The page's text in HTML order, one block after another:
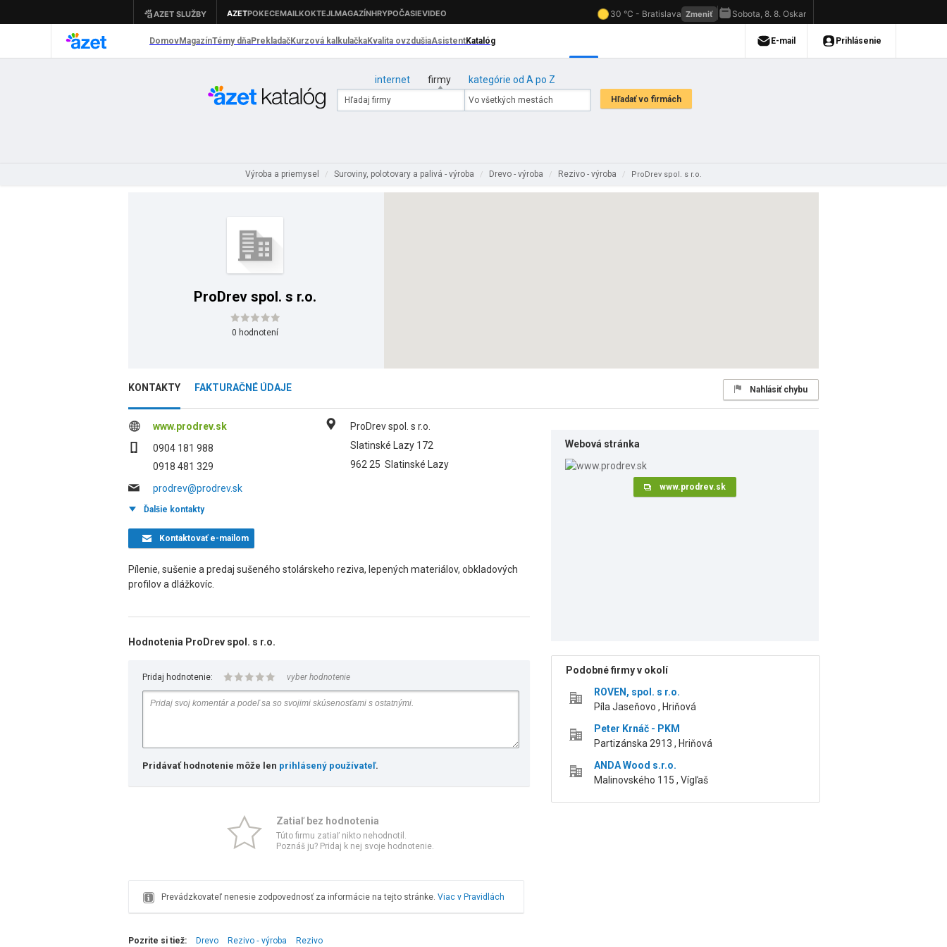
internet firmy kategórie od A po Z
Výroba a priemysel / Suroviny, polotovary a palivá - výroba / Drevo - výroba / Rezivo - výroba / ProDrev spol. s r.o.
ProDrev spol. s r.o.
0 hodnotení
KONTAKTY FAKTURAČNÉ ÚDAJE Nahlásiť chybu
www.prodrev.sk
0904 181 988
0918 481 329
prodrev@prodrev.sk
ProDrev spol. s r.o.
Slatinské Lazy 172
962 25 Slatinské Lazy
Ďalšie kontakty
Kontaktovaťe-mailom
Pílenie, sušenie a predaj sušeného stolárskeho reziva, lepených materiálov, obkladových
profilov a dlážkovíc.
Hodnotenia ProDrev spol. s r.o.
Pridaj hodnotenie: vyber hodnotenie
Pridávať hodnotenie môže len prihlásený používateľ.
Zatiaľ bez hodnotenia
Túto firmu zatiaľ nikto nehodnotil.
Poznáš ju? Pridaj k nej svoje hodnotenie.
Prevádzkovateľ nenesie zodpovednosť za informácie na tejto stránke. Viac v Pravidlách
Webová stránka
www.prodrev.sk
Podobné firmy v okolí
ROVEN, spol. s r.o.
Píla Jaseňovo , Hriňová
Peter Krnáč - PKM
Partizánska 2913 , Hriňová
ANDA Wood s.r.o.
Malinovského 115 , Vígľaš
Pozrite si tiež: Drevo Rezivo ‑ výroba Rezivo